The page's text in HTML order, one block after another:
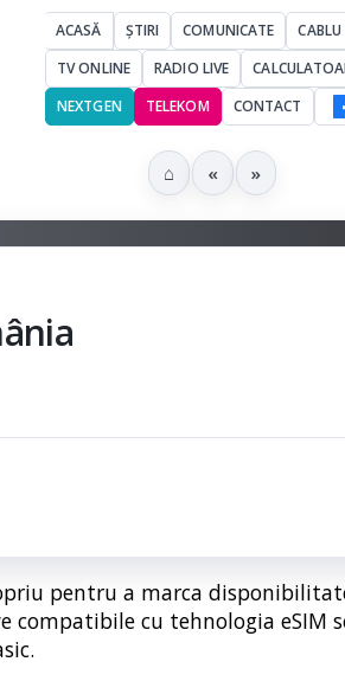
ACASĂ ȘTIRI COMUNICATE
TV ONLINE
RADIO LIVE
NEXTGEN
TELEKOM CONTACT
⌂ « »
- Imagine remisă într-uncomunicat anterior
pentru a marca
cu tehnologia eSIM